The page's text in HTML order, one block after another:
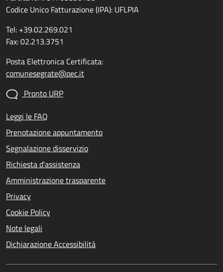
Codice Unico Fatturazione (IPA): UFLPIA
Tel: +39.02.269.021
Fax: 02.213.3751
Posta Elettronica Certificata:
comunesegrate@pec.it
Pronto URP
Leggi le FAQ
Prenotazione appuntamento
Segnalazione disservizio
Richiesta d'assistenza
Amministrazione trasparente
Privacy
Cookie Policy
Note legali
Dichiarazione Accessibilità